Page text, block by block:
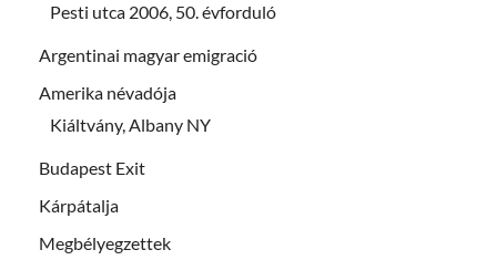
Pesti utca 2006, 50. évforduló
Argentinai magyar emigració
Amerika névadója
Kiáltvány, Albany NY
Budapest Exit
Kárpátalja
Megbélyegzettek